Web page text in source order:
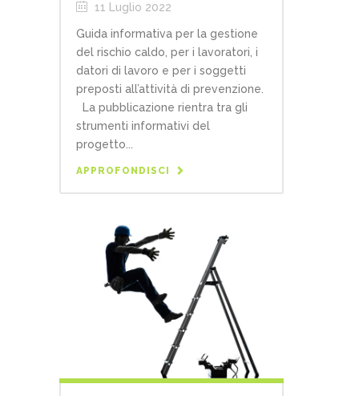
11 Luglio 2022
Guida informativa per la gestione
del rischio caldo, per i lavoratori, i
datori di lavoro e per i soggetti
preposti all’attività di prevenzione.
La pubblicazione rientra tra gli
strumenti informativi del
progetto...
APPROFONDISCI